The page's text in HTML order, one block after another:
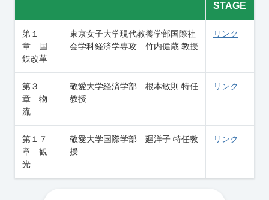
STAGE
第１
章 国
鉄改革
東京女子大学現代教養学部国際社
会学科経済学専攻 竹内健蔵 教授
リンク
第３
章 物
流
敬愛大学経済学部 根本敏則 特任
教授
リンク
第１７
章 観
光
敬愛大学国際学部 廻洋子 特任教
授
リンク